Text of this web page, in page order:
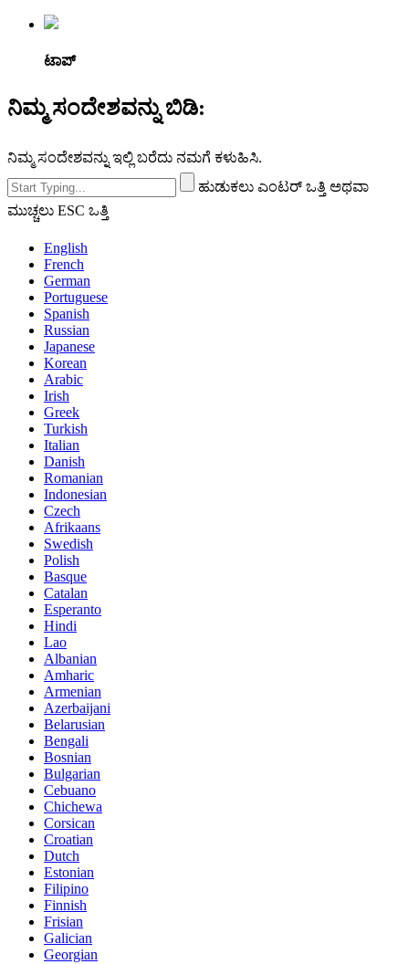
ಟಾಪ್
ನಿಮ್ಮ ಸಂದೇಶವನ್ನು ಬಿಡಿ:
ನಿಮ್ಮ ಸಂದೇಶವನ್ನು ಇಲ್ಲಿ ಬರೆದು ನಮಗೆ ಕಳುಹಿಸಿ.
ಹುಡುಕಲು ಎಂಟರ್ ಒತ್ತಿ ಅಥವಾ
ಮುಚ್ಚಲು ESC ಒತ್ತಿ
English
French
German
Portuguese
Spanish
Russian
Japanese
Korean
Arabic
Irish
Greek
Turkish
Italian
Danish
Romanian
Indonesian
Czech
Afrikaans
Swedish
Polish
Basque
Catalan
Esperanto
Hindi
Lao
Albanian
Amharic
Armenian
Azerbaijani
Belarusian
Bengali
Bosnian
Bulgarian
Cebuano
Chichewa
Corsican
Croatian
Dutch
Estonian
Filipino
Finnish
Frisian
Galician
Georgian